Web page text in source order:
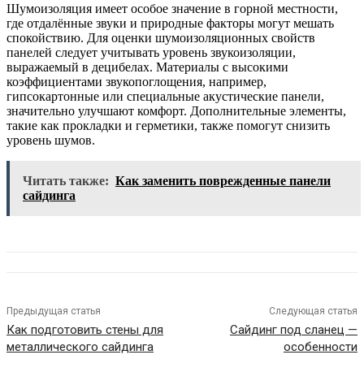
Шумоизоляция имеет особое значение в горной местности,
где отдалённые звуки и природные факторы могут мешать
спокойствию. Для оценки шумоизоляционных свойств
панелей следует учитывать уровень звукоизоляции,
выражаемый в децибелах. Материалы с высокими
коэффициентами звукопоглощения, например,
гипсокартонные или специальные акустические панели,
значительно улучшают комфорт. Дополнительные элементы,
такие как прокладки и герметики, также помогут снизить
уровень шумов.
Читать также: Как заменить поврежденные панели
сайдинга
Предыдущая статья
Как подготовить стены для
металлического сайдинга
Следующая статья
Сайдинг под сланец —
особенности